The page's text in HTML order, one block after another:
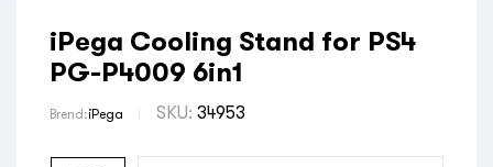
iPega Cooling Stand for PS4
PG-P4009 6in1
Brend:iPega SKU: 34953